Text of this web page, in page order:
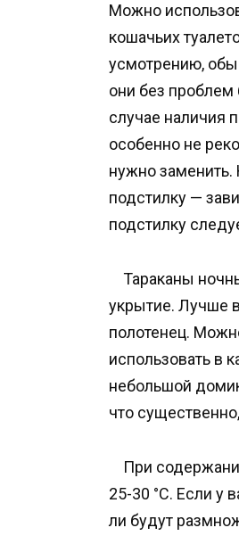
Можно
кошачьих
усмотрению,
они без проблем
случае наличия
особенно не
нужно заменить.
подстилку —
подстилку
Тараканы
укрытие. Лучше
полотенец.
использовать в
небольшой
что
При
25-30 °C. Если у
ли будут